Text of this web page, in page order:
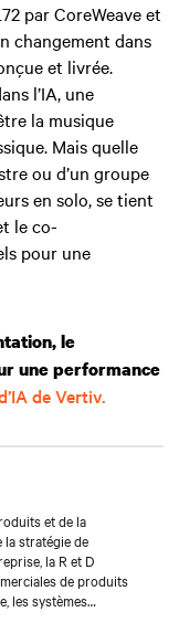
par CoreWeave et
changement dans
et livrée.
l’IA, une
la musique
Mais quelle
ou d’un groupe
en solo, se tient
le co-
pour une
le
une performance
de Vertiv.
et de la
la stratégie de
la R et D
de produits
les systèmes